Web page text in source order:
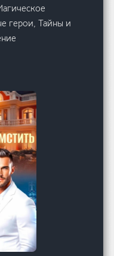
герои, Тайны и